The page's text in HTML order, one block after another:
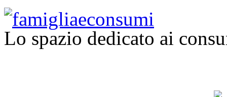
Lo spazio dedicato ai